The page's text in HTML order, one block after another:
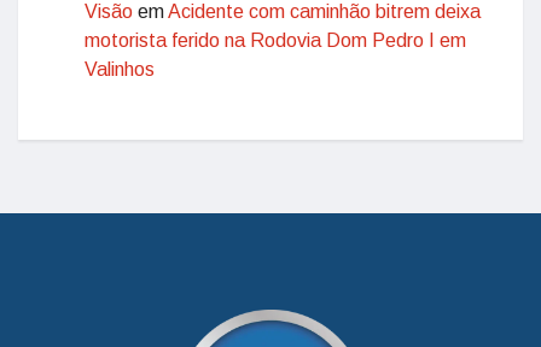
Visão emAcidente com caminhão bitrem deixa
motorista ferido na Rodovia Dom Pedro I em
Valinhos